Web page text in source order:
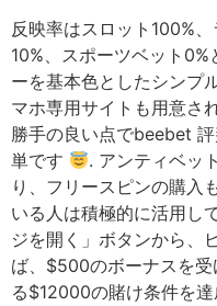
反映率はスロット100%
10%、スポーツベット
ーを基本色としたシンプ
マホ専用サイトも用意さ
勝手の良い点でbeebet
単です
. アンティベッ
り、フリースピンの購入
いる人は積極的に活用し
ジを開く」ボタンから、
ば、$500のボーナスを
る$12000の賭け条件を